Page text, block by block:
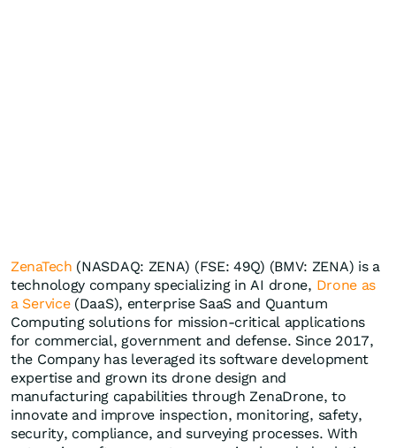
ZenaTech (NASDAQ: ZENA) (FSE: 49Q) (BMV: ZENA) is a
technology company specializing in AI drone, Drone as
a Service(DaaS), enterprise SaaS and Quantum
Computing solutions for mission-critical applications
for commercial, government and defense. Since 2017,
the Company has leveraged its software development
expertise and grown its drone design and
manufacturing capabilities through ZenaDrone, to
innovate and improve inspection, monitoring, safety,
security, compliance, and surveying processes. With